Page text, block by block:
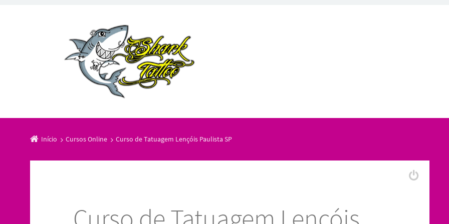
Início Cursos Online Curso de Tatuagem Lençóis Paulista SP